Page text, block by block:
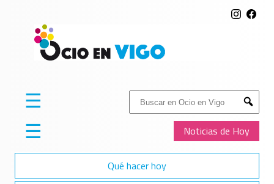
Buscar:
Submit
Noticias de Hoy
☰
☰
Qué hacer hoy